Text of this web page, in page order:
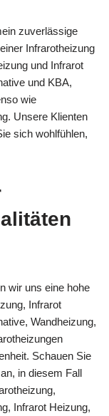
zuverlässige
Infrarotheizung
und Infrarot
und KBA,
wie
Unsere Klienten
sich wohlfühlen,
wir uns eine hohe
Infrarot
Wandheizung,
Schauen Sie
in diesem Fall
Infrarot Heizung,